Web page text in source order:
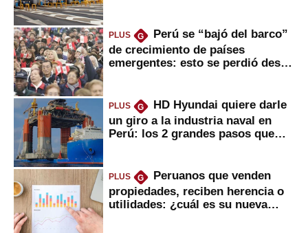
PLUS G
Perú se “bajó del barco”
de crecimiento de países
emergentes: esto se perdió desde
PLUS G
HD Hyundai quiere darle
un giro a la industria naval en
Perú: los 2 grandes pasos que
PLUS G
Peruanos que venden
propiedades, reciben herencia o
utilidades: ¿cuál es su nueva